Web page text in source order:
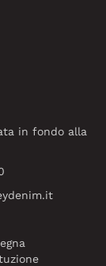
in fondo alla